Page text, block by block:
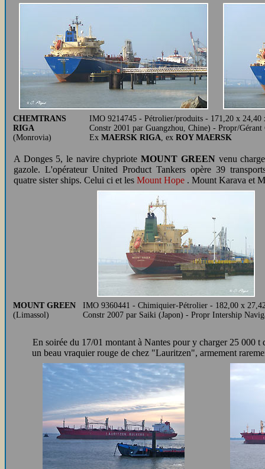
CHEMTRANS
RIGA
(Monrovia)
IMO 9214745 - Pétrolier/produits - 171,20 x
Constr 2001 par Guangzhou, Chine) - Propr/
Ex MAERSK RIGA, ex ROY MAERSK
A Donges 5, le navire chyprioteMOUNT GREENvenu
gazole. L'opérateur United Product Tankers opère 39
quatre sister ships. Celui ci et les Mount Hope . Mount Karava et
MOUNT GREEN
(Limassol)
IMO 9360441 - Chimiquier-Pétrolier - 182,00 x
Constr 2007 par Saiki (Japon) - Propr Intership
En soirée du 17/01 montant à Nantes pour y charger 25 000 t
un beau vraquier rouge de chez "Lauritzen", armement